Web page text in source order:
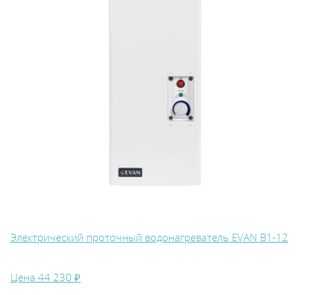
Электрический проточный водонагреватель EVAN В1-12
Цена 44 230 ₽